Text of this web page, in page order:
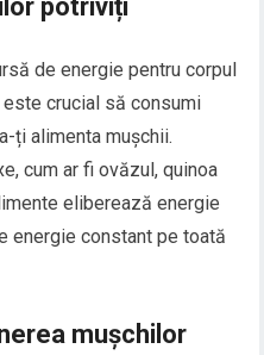
potriviți
de energie pentru corpul
este crucial să consumi
ți alimenta mușchii.
cum ar fi ovăzul, quinoa
eliberează energie
energie constant pe toată
mușchilor